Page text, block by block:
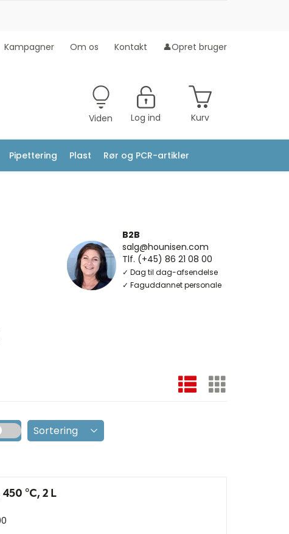
Kampagner Om os Kontakt 👤Opret bruger
Viden Log ind Kurv
Pipettering Plast Rør og PCR-artikler
B2B
salg@hounisen.com
Tlf. (+45) 86 21 08 00
✓ Dag til dag-afsendelse
✓ Faguddannet personale
°C, 2 L